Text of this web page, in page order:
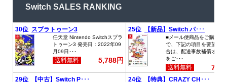
Switch SALES RANKING